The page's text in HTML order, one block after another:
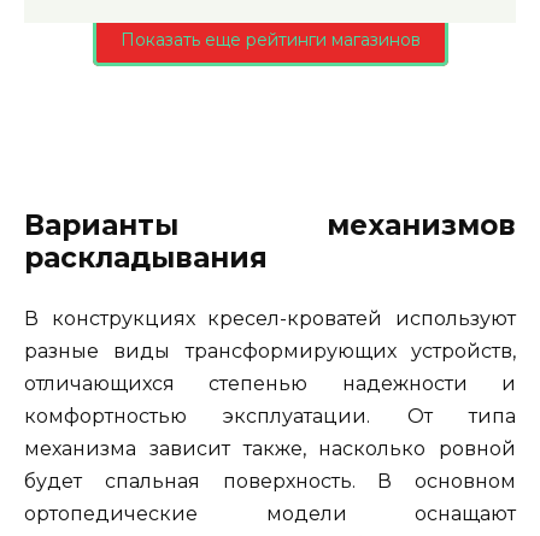
Показать еще рейтинги магазинов
Варианты механизмов
раскладывания
В конструкциях кресел-кроватей используют
разные виды трансформирующих устройств,
отличающихся степенью надежности и
комфортностью эксплуатации. От типа
механизма зависит также, насколько ровной
будет спальная поверхность. В основном
ортопедические модели оснащают